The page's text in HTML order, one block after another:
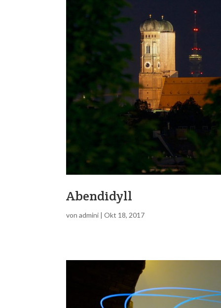
Abendidyll
vonadmini |Okt 18, 2017